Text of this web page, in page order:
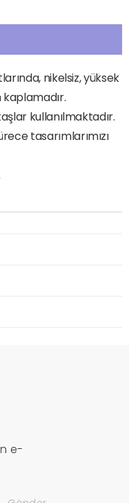
nikelsiz, yüksek
kullanılmaktadır.
tasarımlarımızı
e-